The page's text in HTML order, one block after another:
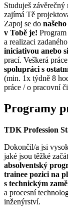
Studuješ
zajímá Tě
Zapoj se do
v Tobě je!
a realizaci
iniciativou anebo
prací. Veškerá
spolupráci s
(min. 1x týdně 8
práce / o
Programy
TDK Profession
Dokončil/a jsi
jaké jsou těžké
absolventský
trainee pozici na
s technickým
a procesní
inženýrství.